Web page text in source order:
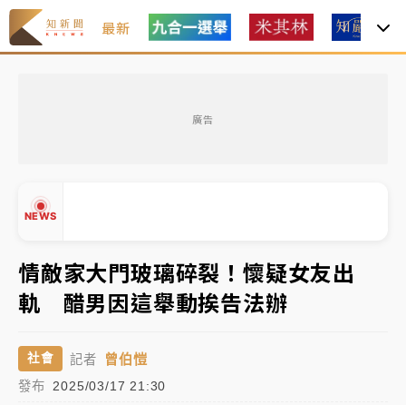
最新
廣告
NEWS
中信慈善基金會想增加董事人數！辜仲諒向法院聲請遭
駁 理由曝光
故宮《龍藏經》特展第2檔！今線上預約開賣一度塞車
周六起展出延長至晚上7時
台東農業處長涉圖利渡假村！東檢抗告成功 今重開羈
父親節泡湯了！中颱白海豚雨彈轟3天 「紅到發紫」降
雨熱區曝
▲
情敵家大門玻璃碎裂！懷疑女友出
軌 醋男因這舉動挨告法辦
社會 記者 曾伯愷
發布 2025/03/17 21:30